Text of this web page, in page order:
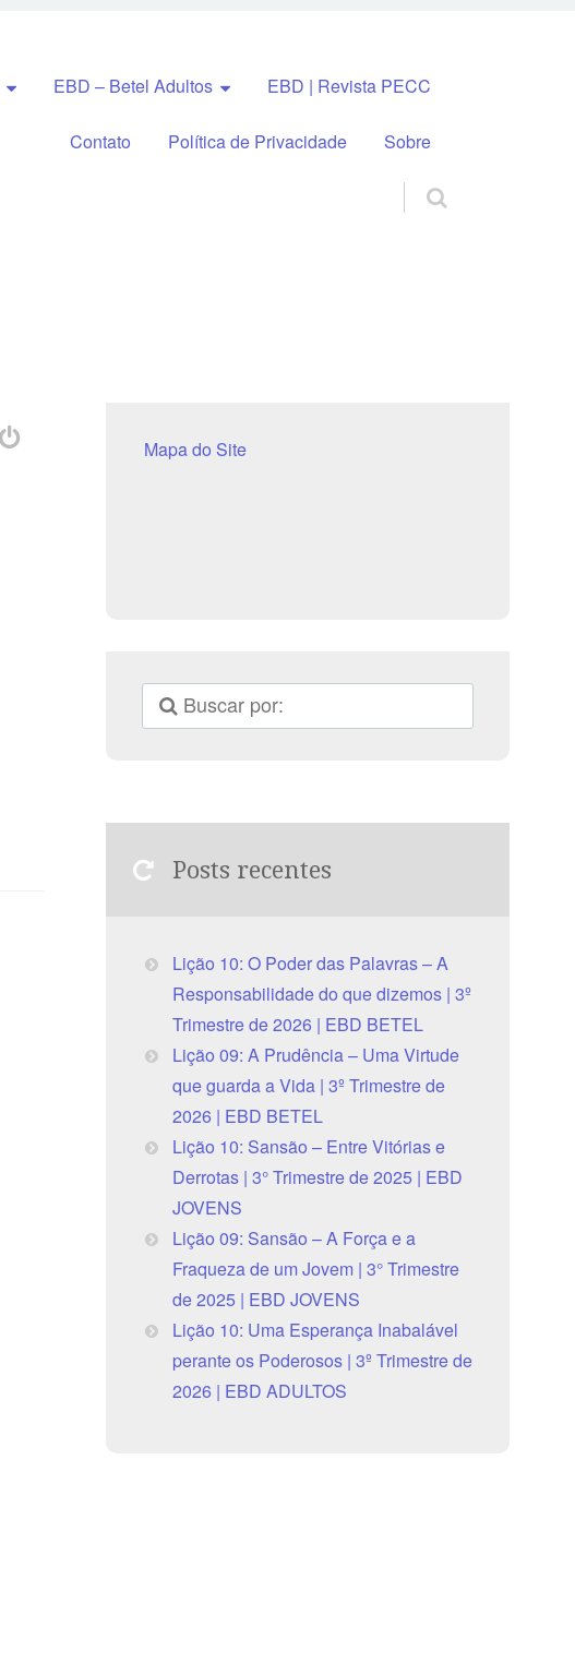
EBD – Betel Adultos EBD | Revista PECC
Contato Política de Privacidade Sobre
Mapa do Site
Posts recentes
Lição 10: O Poder das Palavras – A
Responsabilidade do que dizemos | 3º
Trimestre de 2026 | EBD BETEL
Lição 09: A Prudência – Uma Virtude
que guarda a Vida | 3º Trimestre de
2026 | EBD BETEL
Lição 10: Sansão – Entre Vitórias e
Derrotas | 3° Trimestre de 2025 | EBD
JOVENS
Lição 09: Sansão – A Força e a
Fraqueza de um Jovem | 3° Trimestre
de 2025 | EBD JOVENS
Lição 10: Uma Esperança Inabalável
perante os Poderosos | 3º Trimestre de
2026 | EBD ADULTOS